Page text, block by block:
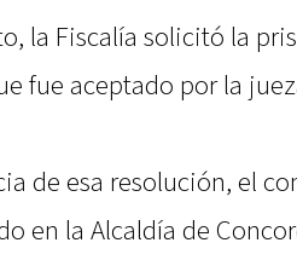
la Fiscalía solicitó la
fue aceptado por la
de esa resolución, el
en la Alcaldía de